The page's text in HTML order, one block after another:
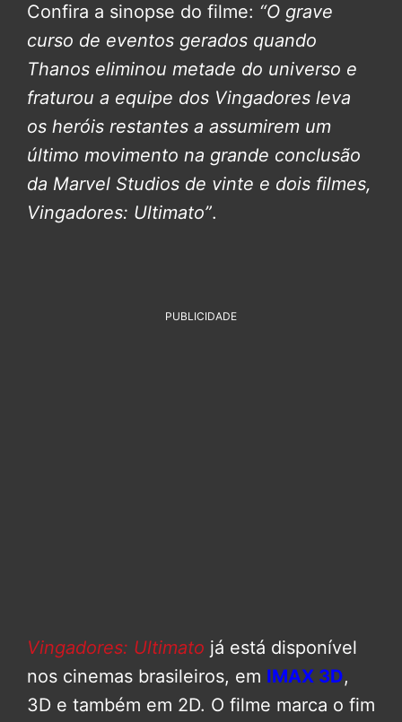
Confira a sinopse do filme: “O grave
curso de eventos gerados quando
Thanos eliminou metade do universo e
fraturou a equipe dos Vingadores leva
os heróis restantes a assumirem um
último movimento na grande conclusão
da Marvel Studios de vinte e dois filmes,
Vingadores: Ultimato”.
PUBLICIDADE
Vingadores: Ultimato já está disponível
nos cinemas brasileiros, em IMAX 3D,
3D e também em 2D. O filme marca o fim